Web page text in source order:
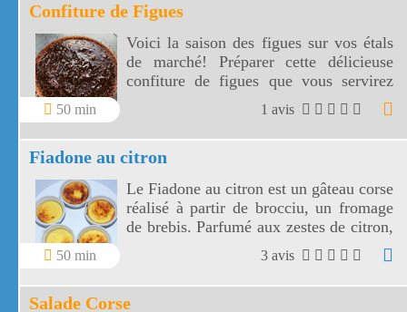
Confiture de Figues
50 min
Voici la saison des figues sur vos étals
de marché! Préparer cette délicieuse
confiture de figues que vous servirez
pour vos petits déjeuners gourmands ou
garder la au frais pour accompagner le
foie gras.
1 avis
Fiadone au citron
50 min
Le Fiadone au citron est un gâteau corse
réalisé à partir de brocciu, un fromage
de brebis. Parfumé aux zestes de citron,
le fiadone est une recette facile à
réaliser avec les bons ingrédients.
3 avis
Salade Corse